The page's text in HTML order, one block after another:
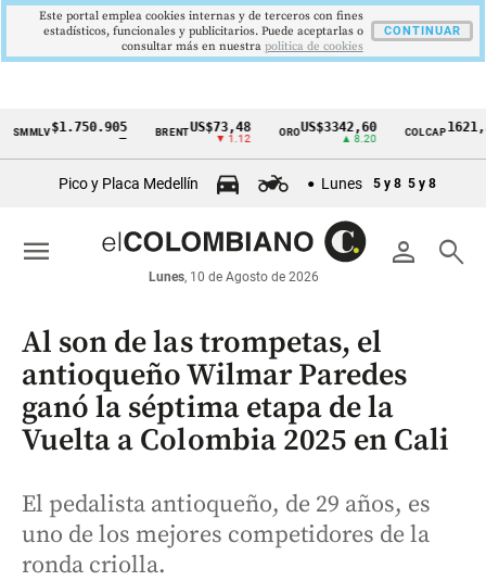
Cintillo
económicos
Colombia
$1.750.905 BRENT US$73,48
▼ 1.12
ORO US$3342,60 COLCAP1621,34
Pico y Placa Medellín Lunes 5 y 8 5 y 8
person search
Lunes, 10 de Agosto de 2026
menu
Al son de las trompetas, el
antioqueño Wilmar Paredes
ganó la séptima etapa de la
Vuelta a Colombia 2025 en Cali
El pedalista antioqueño, de 29 años, es
uno de los mejores competidores de la
ronda criolla.
Este portal emplea cookies internas y de terceros con fines
estadísticos, funcionales y publicitarios. Puede aceptarlas o
consultar más en nuestra politica de cookies
CONTINUAR